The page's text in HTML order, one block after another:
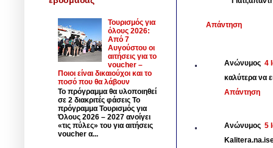
Απάντηση
Ανώνυμος 4
καλύτερα να
Απάντηση
Ανώνυμος 5
Τουρισμός για
όλους 2026:
Από 7
Αυγούστου οι
αιτήσεις για το
voucher –
Ποιοι είναι δικαιούχοι και το
ποσό που θα λάβουν
Το πρόγραμμα θα υλοποιηθεί
σε 2 διακριτές φάσεις Το
πρόγραμμα Τουρισμός για
Όλους 2026 – 2027 ανοίγει
«τις πύλες» του για αιτήσεις
voucher α...